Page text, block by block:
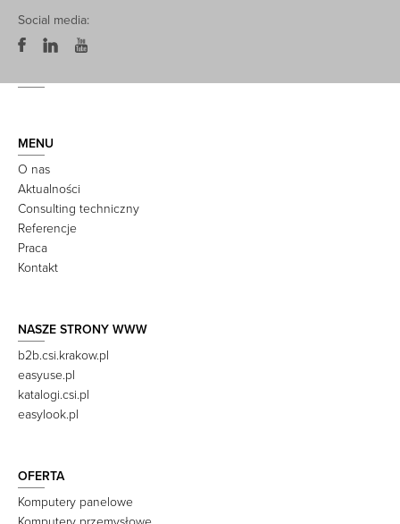
Social media:
MENU
O nas
Aktualności
Consulting techniczny
Referencje
Praca
Kontakt
NASZE STRONY WWW
b2b.csi.krakow.pl
easyuse.pl
katalogi.csi.pl
easylook.pl
OFERTA
Komputery panelowe